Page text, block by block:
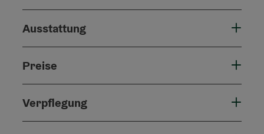
Ausstattung
Preise
Verpflegung